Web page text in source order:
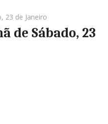
23 de Janeiro
de Sábado, 23